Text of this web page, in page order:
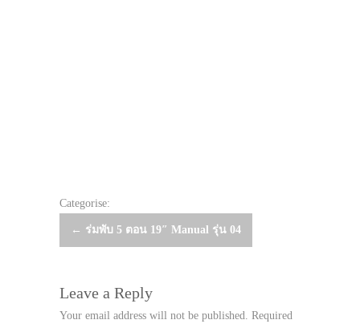
Categorise:
Post
← ร่มพับ 5 ตอน 19″ Manual รุ่น 04
Leave a Reply
Your email address will not be published. Required